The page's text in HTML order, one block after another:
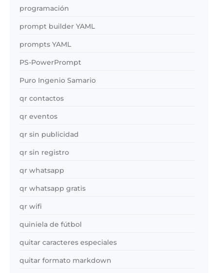
programación
prompt builder YAML
prompts YAML
PS-PowerPrompt
Puro Ingenio Samario
qr contactos
qr eventos
qr sin publicidad
qr sin registro
qr whatsapp
qr whatsapp gratis
qr wifi
quiniela de fútbol
quitar caracteres especiales
quitar formato markdown